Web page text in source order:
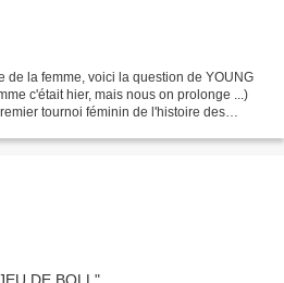
de la femme, voici la question de YOUNG
c'était hier, mais nous on prolonge ...)
tournoi féminin de l'histoire des